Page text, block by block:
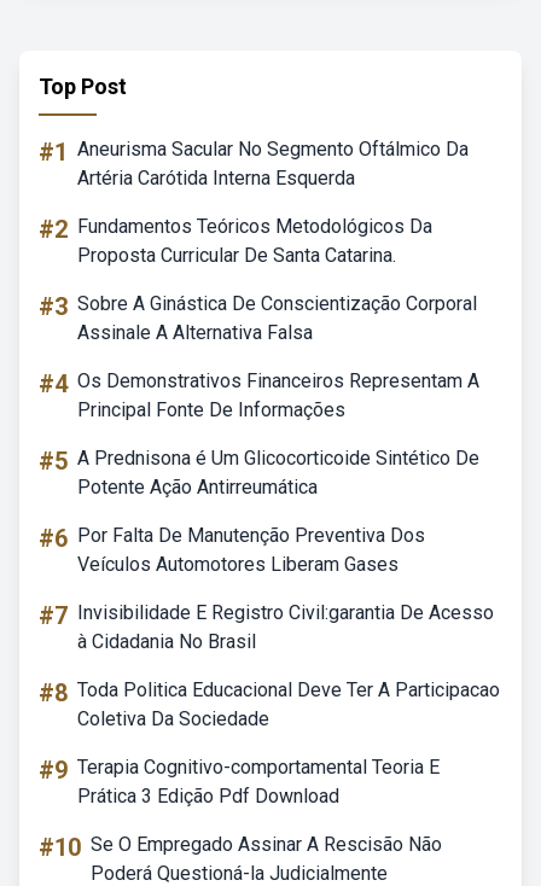
Top Post
#1 Aneurisma Sacular No Segmento Oftálmico Da
Artéria Carótida Interna Esquerda
#2 Fundamentos Teóricos Metodológicos Da
Proposta Curricular De Santa Catarina.
#3 Sobre A Ginástica De Conscientização Corporal
Assinale A Alternativa Falsa
#4 Os Demonstrativos Financeiros Representam A
Principal Fonte De Informações
#5 A Prednisona é Um Glicocorticoide Sintético De
Potente Ação Antirreumática
#6 Por Falta De Manutenção Preventiva Dos
Veículos Automotores Liberam Gases
#7 Invisibilidade E Registro Civil:garantia De Acesso
à Cidadania No Brasil
#8 Toda Politica Educacional Deve Ter A Participacao
Coletiva Da Sociedade
#9 Terapia Cognitivo-comportamental Teoria E
Prática 3 Edição Pdf Download
#10 Se O Empregado Assinar A Rescisão Não
Poderá Questioná-la Judicialmente